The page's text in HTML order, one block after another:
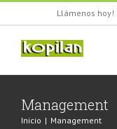
al
contenido
Llámenos hoy!
Management
Inicio | Management